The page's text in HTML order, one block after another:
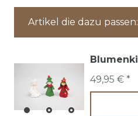
Artikel die dazu passen:
49,95 € *